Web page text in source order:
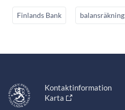
Finlands Bank balansräkning
Kontaktinformation
Karta